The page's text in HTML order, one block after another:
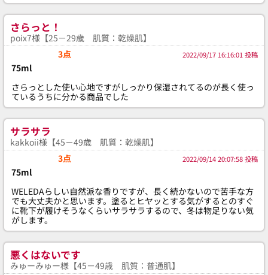
さらっと！
poix7様【25－29歳 肌質：乾燥肌】
3点
2022/09/17 16:16:01 投稿
75ml
さらっとした使い心地ですがしっかり保湿されてるのが長く使っ
ているうちに分かる商品でした
サラサラ
kakkoii様【45－49歳 肌質：乾燥肌】
3点
2022/09/14 20:07:58 投稿
75ml
WELEDAらしい自然派な香りですが、長く続かないので苦手な方
でも大丈夫かと思います。塗るとヒヤッとする気がするとのすぐ
に靴下が履けそうなくらいサラサラするので、冬は物足りない気
がします。
悪くはないです
みゅーみゅー様【45－49歳 肌質：普通肌】